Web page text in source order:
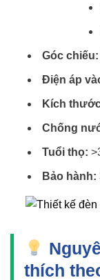
Góc chiếu:
Điện áp
Kích
Chống
Tuổi thọ:
Bảo hành:
thích